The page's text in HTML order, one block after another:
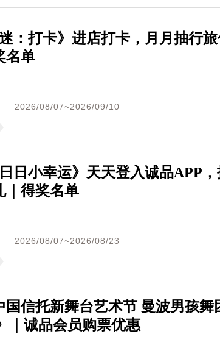
：打卡》进店打卡，月月抽行
名单
2026/08/07~2026/09/10
日小幸运》天天登入诚品APP，
｜得奖名单
2026/08/07~2026/08/23
国信托新舞台艺术节 曼波男孩舞
｜诚品会员购票优惠